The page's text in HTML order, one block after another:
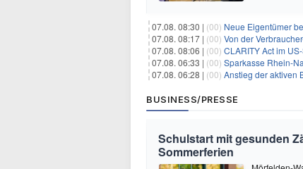
07.08. 08:30 | (00) Neue Eigentümer
07.08. 08:17 | (00) Von der
07.08. 08:06 | (00) CLARITY Act im US-
07.08. 06:33 | (00) Sparkasse Rhein-
07.08. 06:28 | (00) Anstieg der aktiven
BUSINESS/PRESSE
Schulstart mit gesunden
Sommerferien